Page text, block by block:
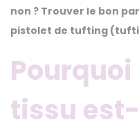
3 n
s
non ? Trouver le bon
pistolet de tufting
tissu